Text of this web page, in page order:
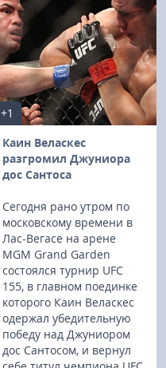
+1
Каин Веласкес
разгромил Джуниора
дос Сантоса
Сегодня рано утром по
московскому времени в
Лас-Вегасе на арене
MGM Grand Garden
состоялся турнир UFC
155, в главном поединке
которого Каин Веласкес
одержал убедительную
победу над Джуниором
дос Сантосом, и вернул